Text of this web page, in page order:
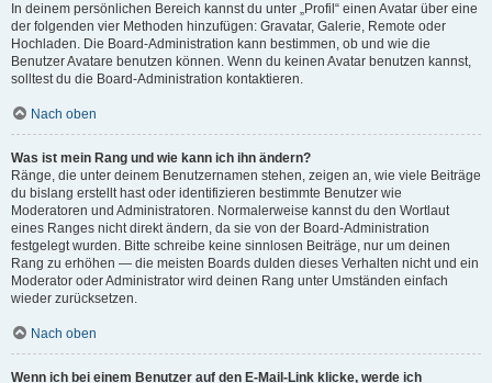
In deinem persönlichen Bereich kannst du unter „Profil“ einen Avatar über eine
der folgenden vier Methoden hinzufügen: Gravatar, Galerie, Remote oder
Hochladen. Die Board-Administration kann bestimmen, ob und wie die
Benutzer Avatare benutzen können. Wenn du keinen Avatar benutzen kannst,
solltest du die Board-Administration kontaktieren.
Nach oben
Was ist mein Rang und wie kann ich ihn ändern?
Ränge, die unter deinem Benutzernamen stehen, zeigen an, wie viele Beiträge
du bislang erstellt hast oder identifizieren bestimmte Benutzer wie
Moderatoren und Administratoren. Normalerweise kannst du den Wortlaut
eines Ranges nicht direkt ändern, da sie von der Board-Administration
festgelegt wurden. Bitte schreibe keine sinnlosen Beiträge, nur um deinen
Rang zu erhöhen — die meisten Boards dulden dieses Verhalten nicht und ein
Moderator oder Administrator wird deinen Rang unter Umständen einfach
wieder zurücksetzen.
Nach oben
Wenn ich bei einem Benutzer auf den E-Mail-Link klicke, werde ich